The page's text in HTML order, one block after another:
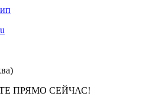
ПРЯМО СЕЙЧАС!